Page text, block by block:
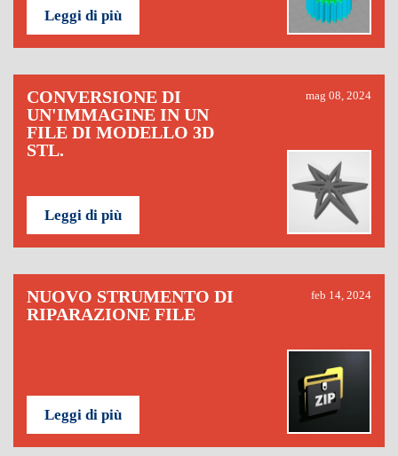
Leggi di più
CONVERSIONE DI
UN'IMMAGINE IN UN
FILE DI MODELLO 3D
STL.
mag 08, 2024
Leggi di più
NUOVO STRUMENTO DI
RIPARAZIONE FILE
feb 14, 2024
Leggi di più